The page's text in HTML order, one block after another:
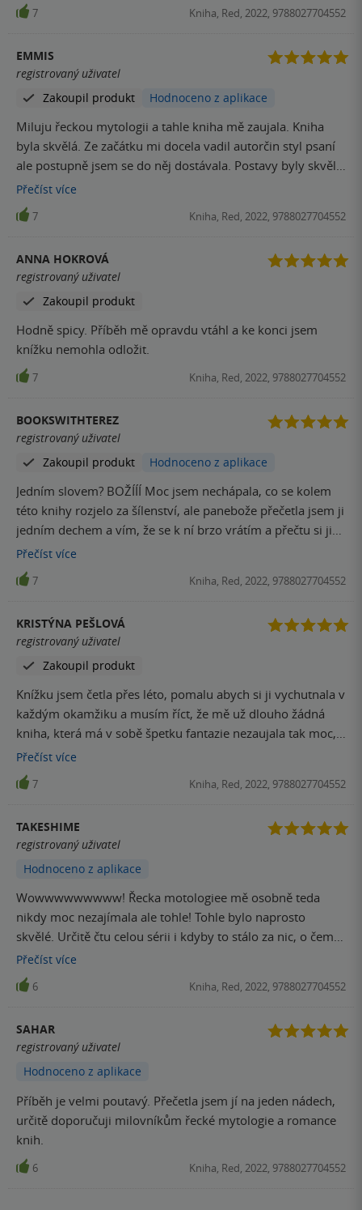
7 Kniha, Red, 2022, 9788027704552
EMMIS
registrovaný uživatel
Zakoupil produkt
Hodnoceno z aplikace
Miluju řeckou mytologii a tahle kniha mě zaujala. Kniha
byla skvělá. Ze začátku mi docela vadil autorčin styl psaní
ale postupně jsem se do něj dostávala. Postavy byly skvělé
a děj též neměl chybu. Jediné co mi na této knize vadilo
byly občasné přezdívky ale to se dá přehlédnout. Musím
říct že i když řeckou mytologii nemáte rádi tak to vůbec
Přečíst více
7 Kniha, Red, 2022, 9788027704552
ANNA HOKROVÁ
registrovaný uživatel
Zakoupil produkt
Hodně spicy. Příběh mě opravdu vtáhl a ke konci jsem
knížku nemohla odložit.
7 Kniha, Red, 2022, 9788027704552
BOOKSWITHTEREZ
registrovaný uživatel
Zakoupil produkt
Hodnoceno z aplikace
Jedním slovem? BOŽÍÍÍ Moc jsem nechápala, co se kolem
této knihy rozjelo za šílenství, ale panebože přečetla jsem ji
jedním dechem a vím, že se k ní brzo vrátím a přečtu si ji
znova a znova.. Prostě nemám slov - jak se dá řecká
mytologie zkombinovat s erotickým románem z 21. století?
Překvapivě snadno! Že se do knihy zamiluju jsem věděla už
moderního Olympu Persefona a Hádés byli dokonalí a
spolu ještě dokonalejší. Hermé, Dionýsos, Démétér, Zeus,
Charón i ostatní postavy byly tak nadpozemské a zároveň
reálné, že jsem si je v duchu přirovnávala k mel rodině a
kamarádům. Přiznejte se, kdo máte svoji vlastní Hermé?
Přečíst více
7 Kniha, Red, 2022, 9788027704552
KRISTÝNA PEŠLOVÁ
registrovaný uživatel
Zakoupil produkt
Knížku jsem četla přes léto, pomalu abych si ji vychutnala v
každým okamžiku a musím říct, že mě už dlouho žádná
kniha, která má v sobě špetku fantazie nezaujala tak moc,
jako neonoví bohové. Okamžitě kupuju druhý díl a
doporučuju všemi deseti
Přečíst více
7 Kniha, Red, 2022, 9788027704552
TAKESHIME
registrovaný uživatel
Hodnoceno z aplikace
Wowwwwwwwww! Řecka motologiee mě osobně teda
nikdy moc nezajímala ale tohle! Tohle bylo naprosto
skvělé. Určitě čtu celou sérii i kdyby to stálo za nic, o čem
hodně pochybuju
Přečíst více
6 Kniha, Red, 2022, 9788027704552
SAHAR
registrovaný uživatel
Hodnoceno z aplikace
Příběh je velmi poutavý. Přečetla jsem jí na jeden nádech,
určitě doporučuji milovníkům řecké mytologie a romance
knih.
6 Kniha, Red, 2022, 9788027704552